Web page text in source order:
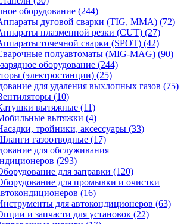
оборудование (244)
дуговой сварки (TIG, MMA) (72)
плазменной резки (CUT) (27)
точечной сварки (SPOT) (42)
полуавтоматы (MIG-MAG) (90)
оборудование (244)
(электростанции) (25)
для удаления выхлопных газов (75)
(10)
вытяжные (11)
вытяжки (4)
тройники, аксессуары (33)
газоотводные (17)
для обслуживания
(293)
для заправки (120)
для промывки и очистки
(16)
для автокондиционеров (63)
и запчасти для установок (22)